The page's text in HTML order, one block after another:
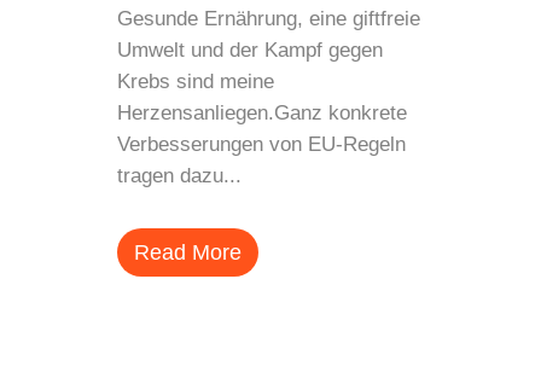
Gesunde Ernährung, eine giftfreie
Umwelt und der Kampf gegen
Krebs sind meine
Herzensanliegen.Ganz konkrete
Verbesserungen von EU-Regeln
tragen dazu...
Read More